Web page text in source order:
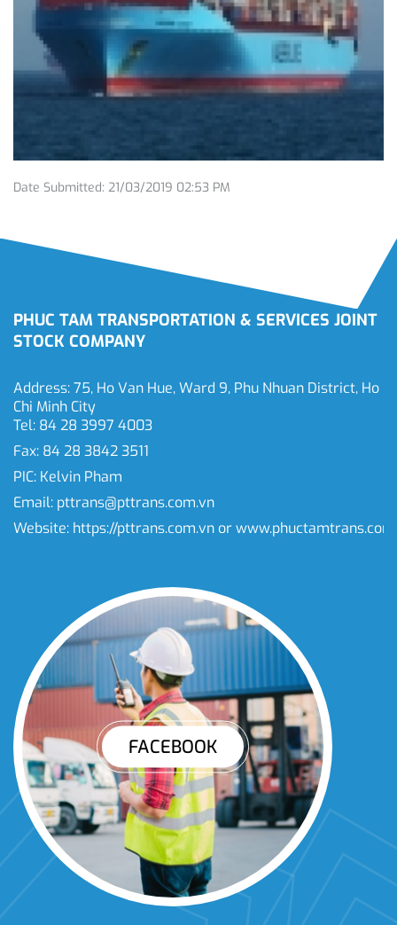
Date Submitted: 21/03/2019 02:53 PM
PHUC TAM TRANSPORTATION & SERVICES JOINT
STOCK COMPANY
Address: 75, Ho Van Hue, Ward 9, Phu Nhuan District, Ho
Chi Minh City
Tel: 84 28 3997 4003
Fax: 84 28 3842 3511
PIC: Kelvin Pham
Email: pttrans@pttrans.com.vn
Website: https://pttrans.com.vn orwww.phuctamtrans.com
FACEBOOK